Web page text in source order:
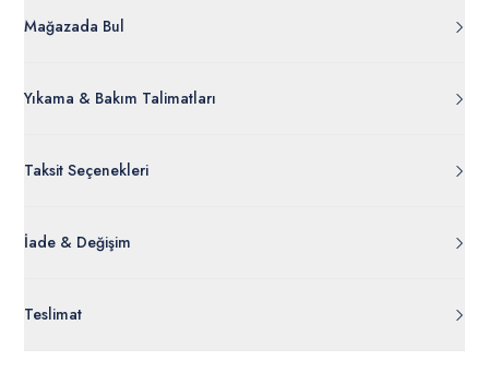
Ürün Bilgileri Ayrıntılarını Görüntüle
Mağazada Bul
Yıkama & Bakım Talimatları
Taksit Seçenekleri
İade & Değişim
açılmamış ürünlerde
Teslimat